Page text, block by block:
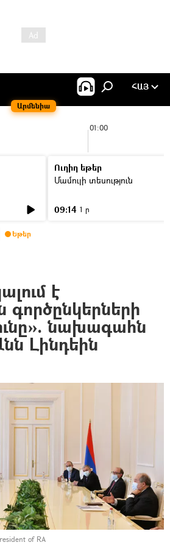
Արմենիա
ՀԱՅ
01:00
Ուղիղ եթեր
Մամուլի տեսություն
09:14 1 ր
Եթեր
է
գործընկերների
նախագահն
Լինդեին
of RA